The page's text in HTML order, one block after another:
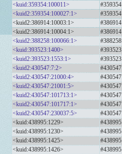
<kuid:359354:100011>
#359354
<kuid2:359354:100027:1>
#359354
<kuid2:386914:10003:1>
#386914
<kuid2:386914:10004:1>
#386914
<kuid2:388258:100066:1>
#388258
<kuid:393523:1400>
#393523
<kuid2:393523:1553:1>
#393523
<kuid2:430547:7:2>
#430547
<kuid2:430547:21000:4>
#430547
<kuid2:430547:21001:5>
#430547
<kuid2:430547:101713:1>
#430547
<kuid2:430547:101717:1>
#430547
<kuid2:430547:230037:5>
#430547
<kuid:438995:1229>
#438995
<kuid:438995:1230>
#438995
<kuid:438995:1425>
#438995
<kuid:438995:1426>
#438995